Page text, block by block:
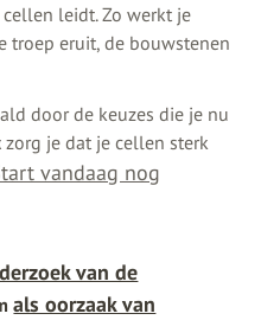
leidt. Zo werkt je
troep eruit, de bouwstenen
door de keuzes die je nu
zorg je dat je cellen sterk
vandaag nog
van de
als oorzaak van